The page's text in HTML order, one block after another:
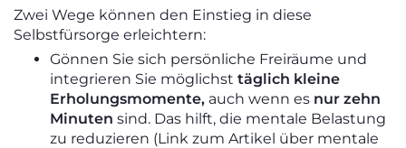
Zwei Wege können den Einstieg in diese
Selbstfürsorge erleichtern:
Gönnen Sie sich persönliche Freiräume und
integrieren Sie möglichst täglich kleine
Erholungsmomente, auch wenn es nur zehn
Minuten sind. Das hilft, die mentale Belastung
zu reduzieren (Link zum Artikel über mentale